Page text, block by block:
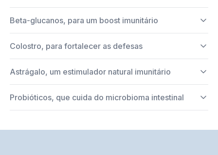
Beta-glucanos, para um boost imunitário
Colostro, para fortalecer as defesas
Astrágalo, um estimulador natural imunitário
Probióticos, que cuida do microbioma intestinal